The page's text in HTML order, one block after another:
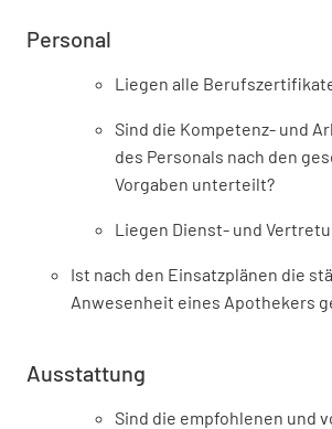
Personal
Liegen alle
Sind die Kompetenz- und
des Personals nach den
Vorgaben unterteilt?
Liegen Dienst- und
Ist nach den Einsatzplänen die
Anwesenheit eines Apothekers
Ausstattung
Sind die empfohlenen und